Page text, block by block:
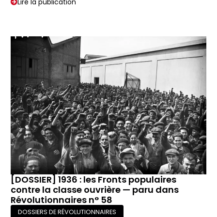
Lire la publication
[DOSSIER] 1936 : les Fronts populaires
contre la classe ouvrière — paru dans
Révolutionnaires n° 58
DOSSIERS DE RÉVOLUTIONNAIRES